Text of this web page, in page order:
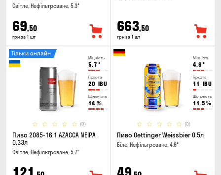
Світле, Нефільтроване, 5.3°
69,50
грн за 1 шт
663,50
грн за 1 шт
Міцність
5.7 °
Гіркота
20 IBU
Щільність
14 %
(0)
Тільки онлайн
Пиво 2085-16.1 AZACCA NEIPA
0.33л
Світле, Нефільтроване, 5.7°
Міцність
4.9 °
Гіркота
11 IBU
Щільність
11.5 %
(0)
Пиво Oettinger Weissbier 0.5л
Біле, Нефільтроване, 4.9°